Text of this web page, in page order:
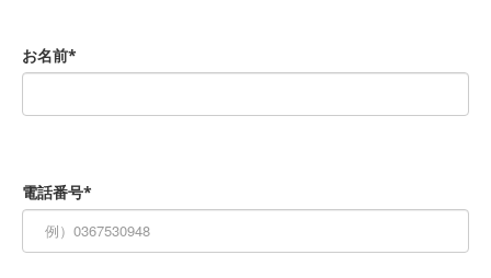
お名前*
電話番号*